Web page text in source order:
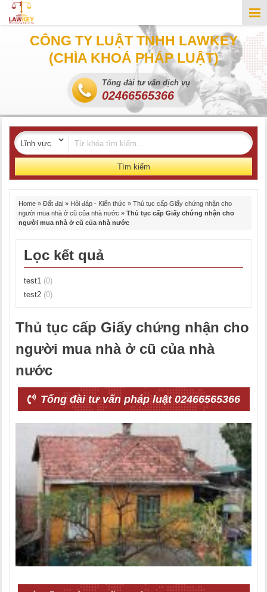
CÔNG TY LUẬT TNHH LAWKEY
(CHÌA KHOÁ PHÁP LUẬT)
Tổng đài tư vấn dịch vụ
02466565366
Tìm kiếm
Home » Đất đai » Hỏi đáp - Kiến thức » Thủ tục cấp Giấy chứng nhận cho
người mua nhà ở cũ của nhà nước » Thủ tục cấp Giấy chứng nhận cho
người mua nhà ở cũ của nhà nước
Lọc kết quả
test1 (0)
test2 (0)
Thủ tục cấp Giấy chứng nhận cho
người mua nhà ở cũ của nhà
nước
Tổng đài tư vấn pháp luật 02466565366